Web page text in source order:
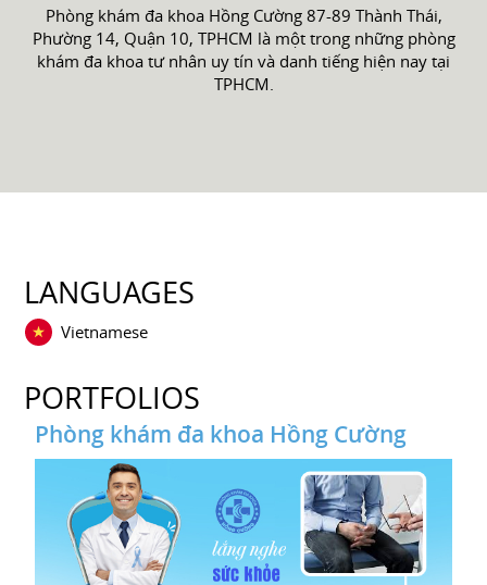
Phòng khám đa khoa Hồng Cường 87-89 Thành Thái,
Phường 14, Quận 10, TPHCM là một trong những phòng
khám đa khoa tư nhân uy tín và danh tiếng hiện nay tại
TPHCM.
LANGUAGES
Vietnamese
PORTFOLIOS
Phòng khám đa khoa Hồng Cường